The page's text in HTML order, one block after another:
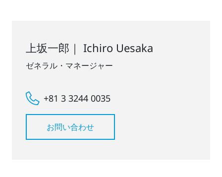
上坂一郎｜ Ichiro Uesaka
ゼネラル・マネージャー
+81 3 3244 0035
お問い合わせ